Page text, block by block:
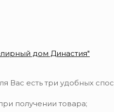
дом Династия"
Вас есть три удобных
получении товара;